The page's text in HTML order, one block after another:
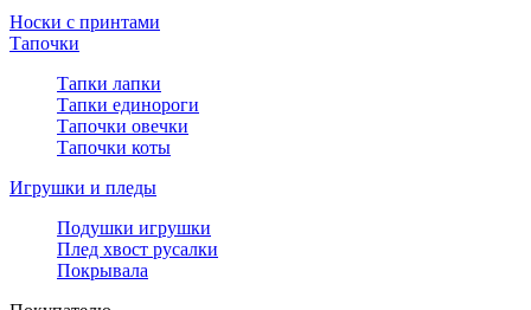
Носки с принтами
Тапочки
Тапки лапки
Тапки единороги
Тапочки овечки
Тапочки коты
Игрушки и пледы
Подушки игрушки
Плед хвост русалки
Покрывала